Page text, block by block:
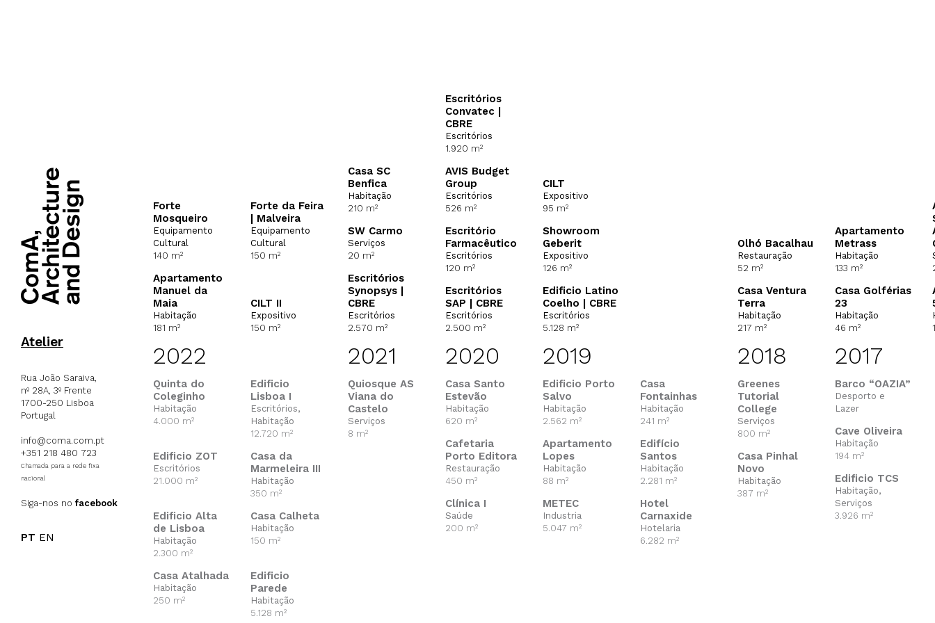
Atelier
Rua João Saraiva,
nº 28A, 3º Frente
1700-250 Lisboa
Portugal
info@coma.com.pt
+351 218 480 723
Chamada para a rede fixa
nacional
Siga-nos nofacebook
PT EN
Apartamento
Manuel da
Maia
Habitação
181 m²
CILT II
Expositivo
150 m²
Forte
Mosqueiro
Equipamento
Cultural
140 m²
Forte da Feira
| Malveira
Equipamento
Cultural
150 m²
2022
Quinta do
Coleginho
Habitação
4.000 m²
Edificio
Lisboa I
Escritórios,
Habitação
12.720 m²
Edificio ZOT
Escritórios
21.000 m²
Casa da
Marmeleira III
Habitação
350 m²
Edificio Alta
de Lisboa
Habitação
2.300 m²
Casa Calheta
Habitação
150 m²
Casa Atalhada
Habitação
250 m²
Edificio
Parede
Habitação
5.128 m²
Escritórios
Synopsys |
CBRE
Escritórios
2.570 m²
SW Carmo
Serviços
20 m²
Casa SC
Benfica
Habitação
210 m²
2021
Quiosque AS
Viana do
Castelo
Serviços
8 m²
Escritórios
SAP | CBRE
Escritórios
2.500 m²
Escritório
Farmacêutico
Escritórios
120 m²
AVIS Budget
Group
Escritórios
526 m²
Escritórios
Convatec |
CBRE
Escritórios
1.920 m²
2020
Casa Santo
Estevão
Habitação
620 m²
Cafetaria
Porto Editora
Restauração
450 m²
Clínica I
Saúde
200 m²
Edificio Latino
Coelho | CBRE
Escritórios
5.128 m²
Showroom
Geberit
Expositivo
126 m²
CILT
Expositivo
95 m²
2019
Edificio Porto
Salvo
Habitação
2.562 m²
Casa
Fontainhas
Habitação
241 m²
Apartamento
Lopes
Habitação
88 m²
Edifício
Santos
Habitação
2.281 m²
METEC
Industria
5.047 m²
Hotel
Carnaxide
Hotelaria
6.282 m²
Casa Ventura
Terra
Habitação
217 m²
Olhó Bacalhau
Restauração
52 m²
2018
Greenes
Tutorial
College
Serviços
800 m²
Casa Pinhal
Novo
Habitação
387 m²
Casa Golférias
23
Habitação
46 m²
Apartamento
Metrass
Habitação
133 m²
2017
Barco “OAZIA”
Desporto e
Lazer
Cave Oliveira
Habitação
194 m²
Edificio TCS
Habitação,
Serviços
3.926 m²